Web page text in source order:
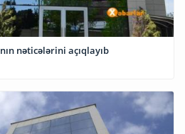
nəticələrini açıqlayıb